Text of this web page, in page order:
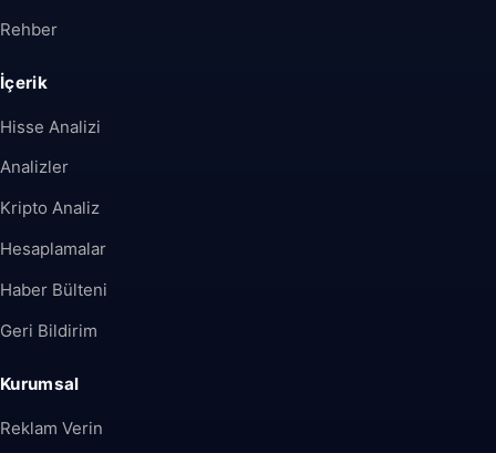
Rehber
İçerik
Hisse Analizi
Analizler
Kripto Analiz
Hesaplamalar
Haber Bülteni
Geri Bildirim
Kurumsal
Reklam Verin